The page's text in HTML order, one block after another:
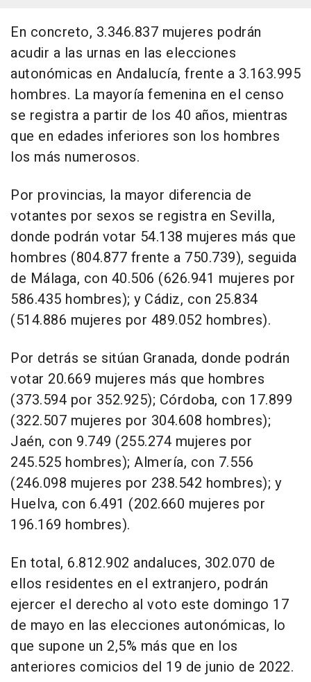
En concreto, 3.346.837 mujeres podrán
acudir a las urnas en las elecciones
autonómicas en Andalucía, frente a 3.163.995
hombres. La mayoría femenina en el censo
se registra a partir de los 40 años, mientras
que en edades inferiores son los hombres
los más numerosos.
Por provincias, la mayor diferencia de
votantes por sexos se registra en Sevilla,
donde podrán votar 54.138 mujeres más que
hombres (804.877 frente a 750.739), seguida
de Málaga, con 40.506 (626.941 mujeres por
586.435 hombres); y Cádiz, con 25.834
(514.886 mujeres por 489.052 hombres).
Por detrás se sitúan Granada, donde podrán
votar 20.669 mujeres más que hombres
(373.594 por 352.925); Córdoba, con 17.899
(322.507 mujeres por 304.608 hombres);
Jaén, con 9.749 (255.274 mujeres por
245.525 hombres); Almería, con 7.556
(246.098 mujeres por 238.542 hombres); y
Huelva, con 6.491 (202.660 mujeres por
196.169 hombres).
En total, 6.812.902 andaluces, 302.070 de
ellos residentes en el extranjero, podrán
ejercer el derecho al voto este domingo 17
de mayo en las elecciones autonómicas, lo
que supone un 2,5% más que en los
anteriores comicios del 19 de junio de 2022.